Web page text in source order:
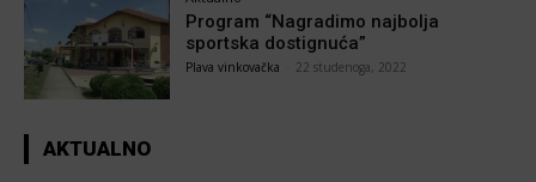
Program “Nagradimo najbolja
sportska dostignuća”
Plava vinkovačka 22 studenoga, 2022
AKTUALNO